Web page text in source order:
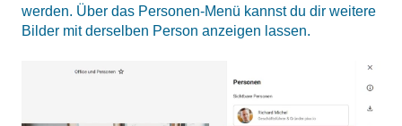
werden. Über das Personen-Menü kannst du dir weitere
Bilder mit derselben Person anzeigen lassen.